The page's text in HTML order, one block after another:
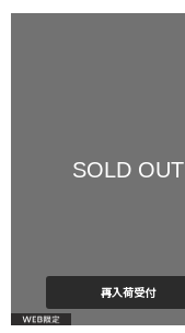
SOLD OUT
再入荷受付